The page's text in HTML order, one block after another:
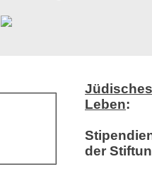
Jüdisches
Leben:
der